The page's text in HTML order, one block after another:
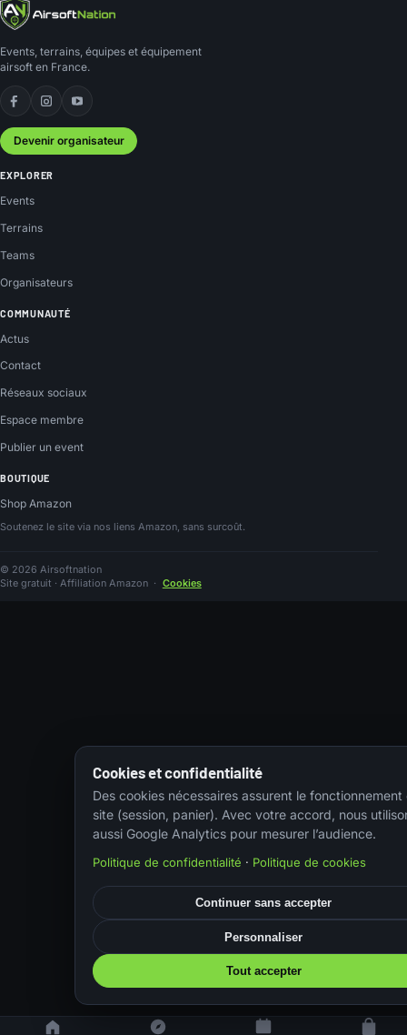
Events, terrains, équipes et équipement
airsoft en France.
Facebook
Instagram
YouTube
Devenir organisateur
EXPLORER
Events
Terrains
Teams
Organisateurs
COMMUNAUTÉ
Actus
Contact
Réseaux sociaux
Espace membre
Publier un event
BOUTIQUE
Shop Amazon
Soutenez le site via nos liens Amazon, sans surcoût.
© 2026 Airsoftnation
Site gratuit · Affiliation Amazon · Cookies
Cookies et confidentialité
Des cookies nécessaires assurent le fonctionnement
site (session, panier). Avec votre accord, nous
aussi Google Analytics pour mesurer l’audience.
Politique de confidentialité · Politique de cookies
Continuer sans accepter
Personnaliser
Tout accepter